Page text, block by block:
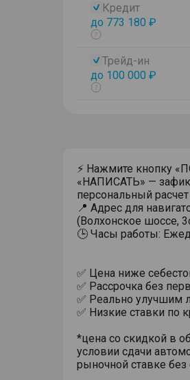
Кредит
до 773 180 ₽
Показать
Трейд-ин
до 100 000 ₽
Показать
⚡ Нажмите кнопку
«НАПИСАТЬ» —
персональный расчет
📍 Адрес для
(Волхонское шоссе,
🕒 Часы работы:
✅ Цена ниже
✅ Рассрочка без
✅ Реально улучшим
✅ Низкие ставки по
*цена со скидкой в
условии сдачи
рыночной ставке без